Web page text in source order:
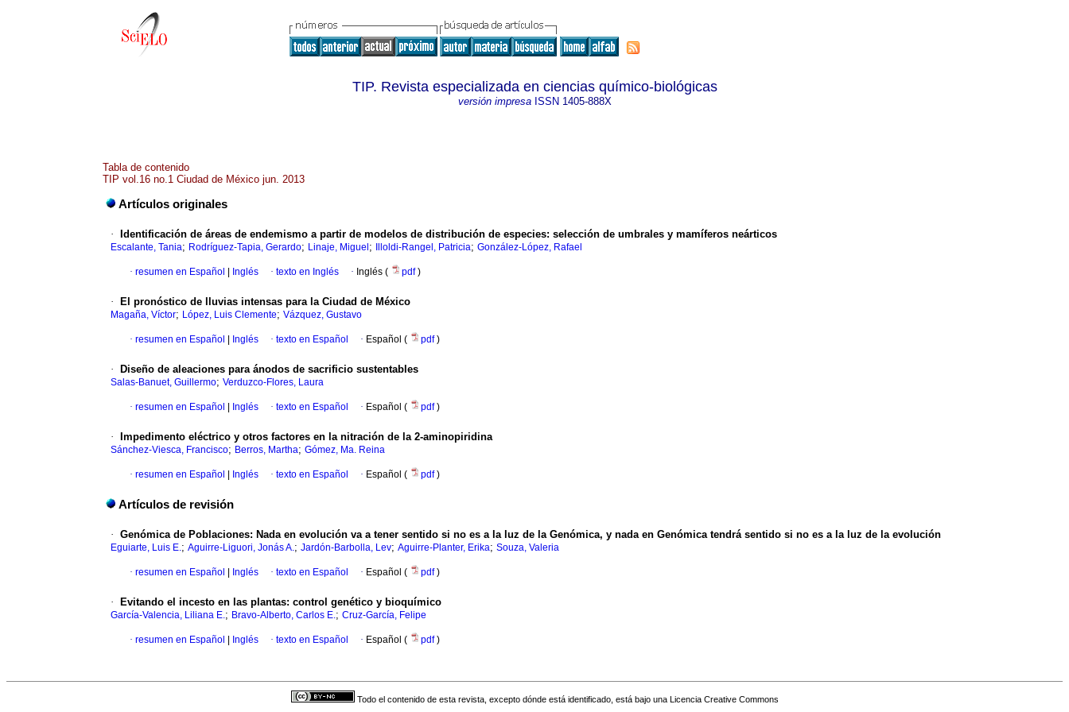
TIP. Revista especializada en ciencias químico-biológicas
versión impresaISSN 1405-888X
Tabla de contenido
TIP vol.16 no.1 Ciudad de México jun. 2013
Artículos originales
· Identificación de áreas de endemismo a partir de modelos de distribución de especies: selección de umbrales y mamíferos neárticos
Escalante, Tania; Rodríguez-Tapia, Gerardo; Linaje, Miguel ; Illoldi-Rangel, Patricia; González-López, Rafael
· resumen en Español Inglés · texto en Inglés · Inglés ( pdf)
· El pronóstico de lluvias intensas para la Ciudad de México
Magaña, Víctor; López, Luis Clemente; Vázquez, Gustavo
· resumen en Español Inglés · texto en Español · Español ( pdf)
· Diseño de aleaciones para ánodos de sacrificio sustentables
Salas-Banuet, Guillermo; Verduzco-Flores, Laura
· resumen en Español Inglés · texto en Español · Español ( pdf)
· Impedimento eléctrico y otros factores en la nitración de la 2-aminopiridina
Sánchez-Viesca, Francisco; Berros, Martha; Gómez, Ma. Reina
· resumen en Español Inglés · texto en Español · Español ( pdf)
Artículos de revisión
· Genómica de Poblaciones: Nada en evolución va a tener sentido si no es a la luz de la Genómica, y nada en Genómica tendrá sentido si no es a la luz de la evolución
Eguiarte, Luis E.; Aguirre-Liguori, Jonás A.; Jardón-Barbolla, Lev; Aguirre-Planter, Erika; Souza, Valeria
· resumen en Español Inglés · texto en Español · Español ( pdf)
· Evitando el incesto en las plantas: control genético y bioquímico
García-Valencia, Liliana E.; Bravo-Alberto, Carlos E.; Cruz-García, Felipe
· resumen en Español Inglés · texto en Español · Español ( pdf)
Todo el contenido de esta revista, excepto dónde está identificado, está bajo una Licencia Creative Commons